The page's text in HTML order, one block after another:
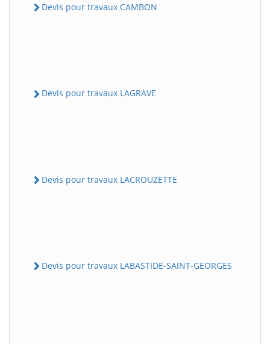
Devis pour travaux CAMBON
Devis pour travaux LAGRAVE
Devis pour travaux LACROUZETTE
Devis pour travaux LABASTIDE-SAINT-GEORGES